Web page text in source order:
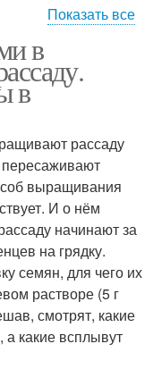
Сладкая репа
на рассаду
в открытый грунт
Репы из семян
Показать все
в
в
рассаду
выращивания
И о нём
начинают за
на грядку.
семян, для чего их
растворе (5 г
смотрят, какие
а какие всплывут